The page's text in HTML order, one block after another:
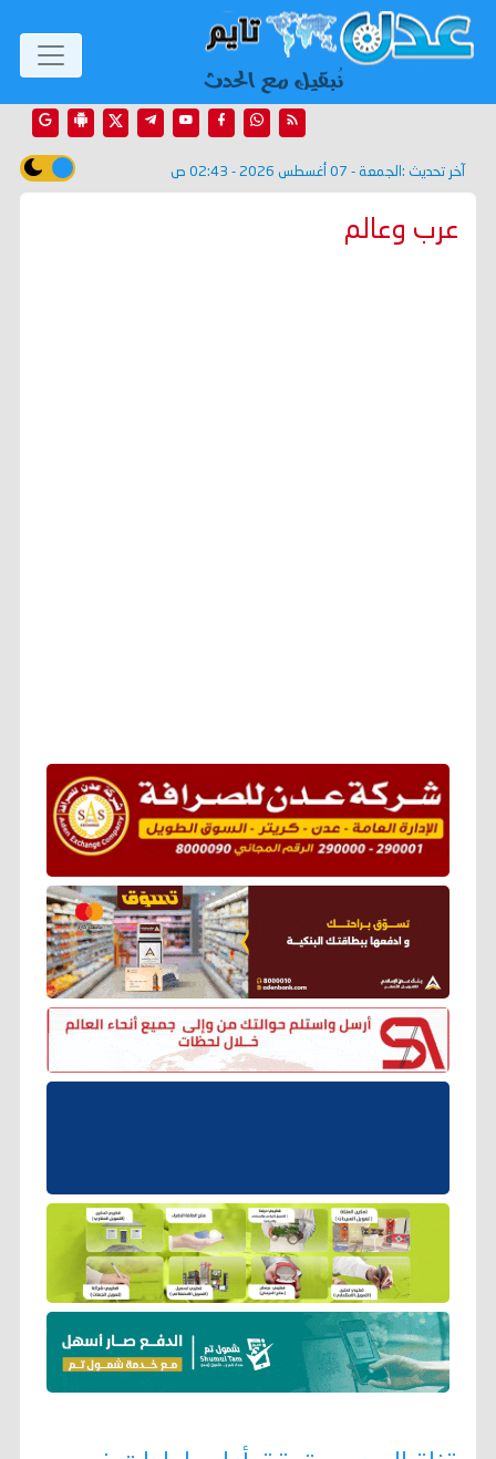
آخر تحديث : الجمعة - 07 أغسطس 2026 - 02:43 ص
عرب وعالم